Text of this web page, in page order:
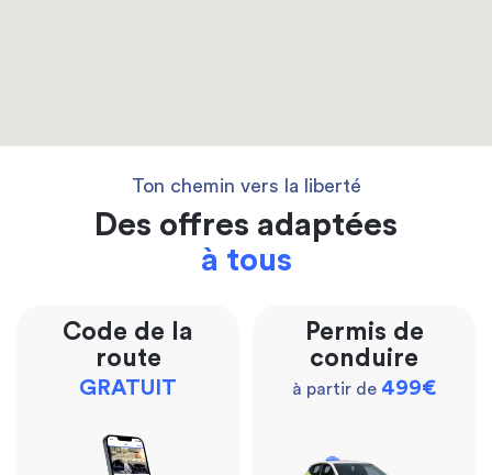
Ton chemin vers la liberté
Des offres adaptées
à tous
Code de la
route
GRATUIT
Permis de
conduire
à partir de 499€